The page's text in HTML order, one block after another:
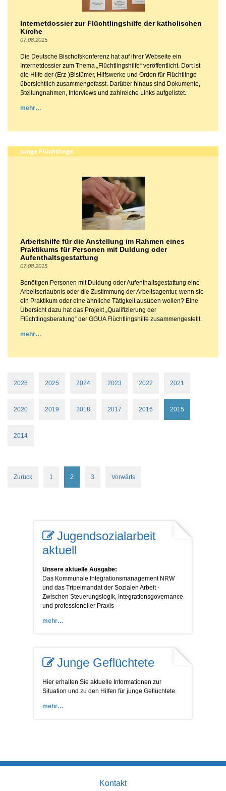
Internetdossier zur Flüchtlingshilfe der katholischen
Kirche
07.08.2015
Die Deutsche Bischofskonferenz hat auf ihrer Webseite ein
Internetdossier zum Thema „Flüchtlingshilfe“ veröffentlicht. Dort ist
die Hilfe der (Erz-)Bistümer, Hilfswerke und Orden für Flüchtlinge
übersichtlich zusammengefasst. Darüber hinaus sind Dokumente,
Stellungnahmen, Interviews und zahlreiche Links aufgelistet.
mehr
Junge Flüchtlinge
Arbeitshilfe für die Anstellung im Rahmen eines
Praktikums für Personen mit Duldung oder
Aufenthaltsgestattung
07.08.2015
Benötigen Personen mit Duldung oder Aufenthaltsgestattung eine
Arbeitserlaubnis oder die Zustimmung der Arbeitsagentur, wenn sie
ein Praktikum oder eine ähnliche Tätigkeit ausüben wollen? Eine
Übersicht dazu hat das Projekt „Qualifizierung der
Flüchtlingsberatung“ der GGUA Flüchtlingshilfe zusammengestellt.
mehr
2026 2025 2024 2023 2022 2021
2020 2019 2018 2017 2016 2015
2014
Zurück 1 2 3 Vorwärts
Jugendsozialarbeit
aktuell
Unsere aktuelle Ausgabe:
Das Kommunale Integrationsmanagement NRW
und das Tripelmandat der Sozialen Arbeit -
Zwischen Steuerungslogik, Integrationsgovernance
und professioneller Praxis
mehr
Junge Geflüchtete
Hier erhalten Sie aktuelle Informationen zur
Situation und zu den Hilfen für junge Geflüchtete.
mehr
Kontakt